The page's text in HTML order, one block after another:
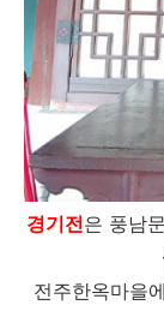
경기전은 풍남
전주한옥마을